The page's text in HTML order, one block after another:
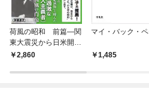
荷風の昭和 前篇—関
東大震災から日米開戦
まで—（新潮選書）
2,860
マイ・バック・
1,485